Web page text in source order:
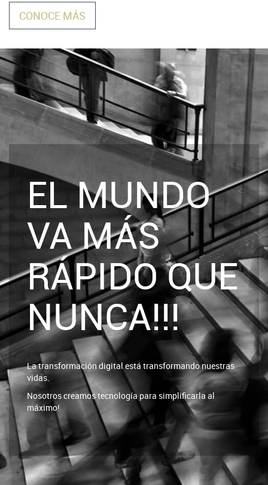
CONOCE MÁS
EL MUNDO
VA MÁS
RÁPIDO QUE
NUNCA!!!
La transformación digital está transformando nuestras
vidas.
Nosotros creamos tecnología para simplificarla al
máximo!